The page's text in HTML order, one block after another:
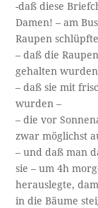
-daß diese
Damen! – am
Raupen
– daß die
gehalten
– daß sie mit
wurden –
– die vor
zwar möglichst
– und daß man
sie – um 4h
herauslegte,
in die Bäume